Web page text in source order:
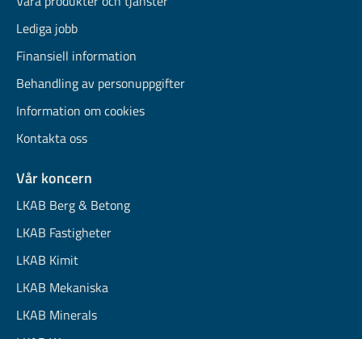
Lediga jobb
Finansiell information
Behandling av personuppgifter
Information om cookies
Kontakta oss
Vår koncern
LKAB Berg & Betong
LKAB Fastigheter
LKAB Kimit
LKAB Mekaniska
LKAB Minerals